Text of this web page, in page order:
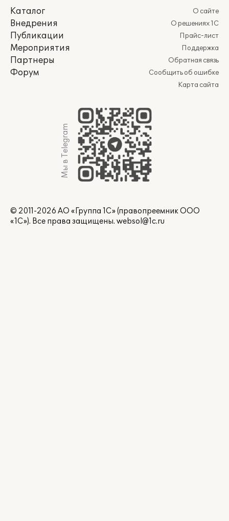
Каталог
Внедрения
Публикации
Мероприятия
Партнеры
Форум
О сайте
О решениях 1С
Прайс-лист
Поддержка
Обратная связь
Сообщить об ошибке
Карта сайта
Мы в Telegram
© 2011-2026 АО «Группа 1С» (правопреемник ООО
«1С»). Все права защищены. websol@1c.ru